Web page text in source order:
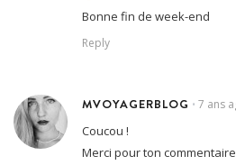
Bonne fin de week-end
Reply
MVOYAGERBLOG • 7 ans
Coucou !
Merci pour ton